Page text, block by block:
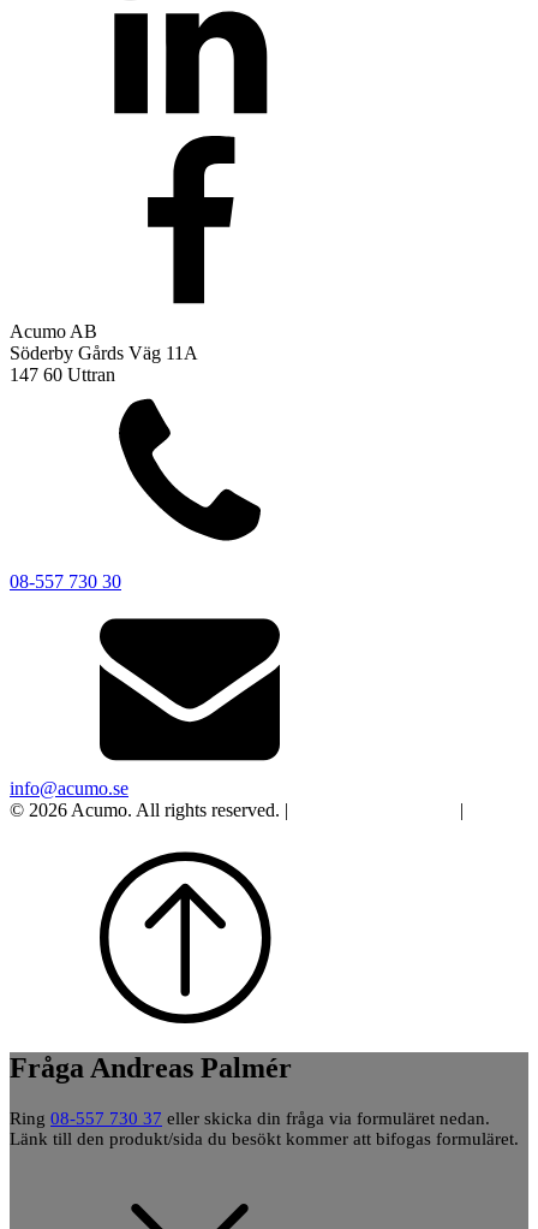
Acumo AB
Söderby Gårds Väg 11A
147 60 Uttran
08-557 730 30
info@acumo.se
© 2026 Acumo. All rights reserved. |
|
Fråga Andreas Palmér
Ring 08-557 730 37 eller skicka din fråga via formuläret nedan.
Länk till den produkt/sida du besökt kommer att bifogas formuläret.